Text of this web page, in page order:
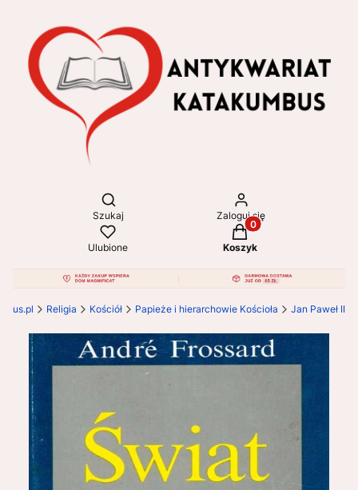
Otwórz wyszukiwarkę
Szukaj Zaloguj się
Ulubione
Produkty w koszyku:
Koszyk
Religia Kościół Papieże i hierarchowie Kościoła Jan Paweł II